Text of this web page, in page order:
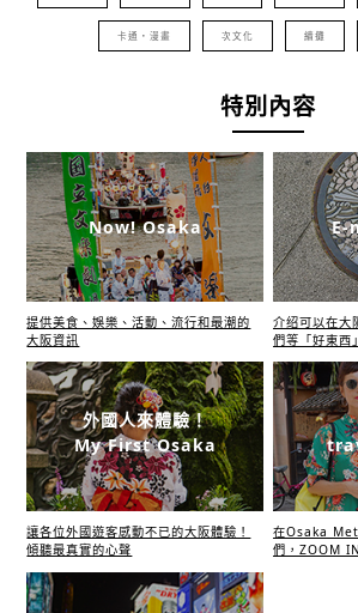
卡通・漫畫 次文化 續攤
特別內容
Now! Osaka
提供美食、娛樂、活動、流行和最潮的
大阪資訊
E-
介绍可以在大
們等「好東西」
外國人來體驗！
My First Osaka
讓各位外國遊客感動不已的大阪體驗！
傾聽最真實的心聲
在Osaka
們，ZOOM